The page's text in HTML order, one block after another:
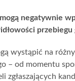
negatywnie
przebiegu
wystąpić na
– od momentu
zgłaszających